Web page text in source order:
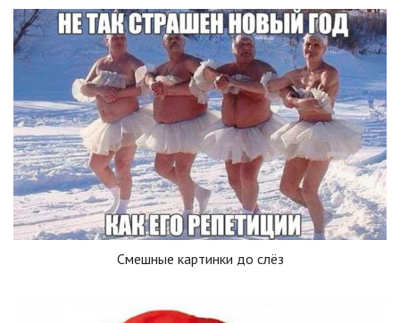
Смешные картинки до слёз